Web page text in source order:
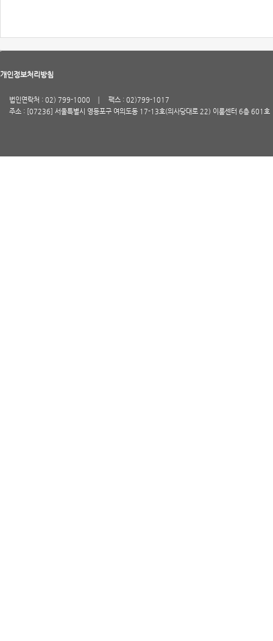
개인정보처리방침
법인연락처 : 02) 799-1000
팩스 : 02)799-1017
주소 : [07236] 서울특별시 영등포구 여의도동 17-13호(의사당대로 22) 이룸센터 6층 601호